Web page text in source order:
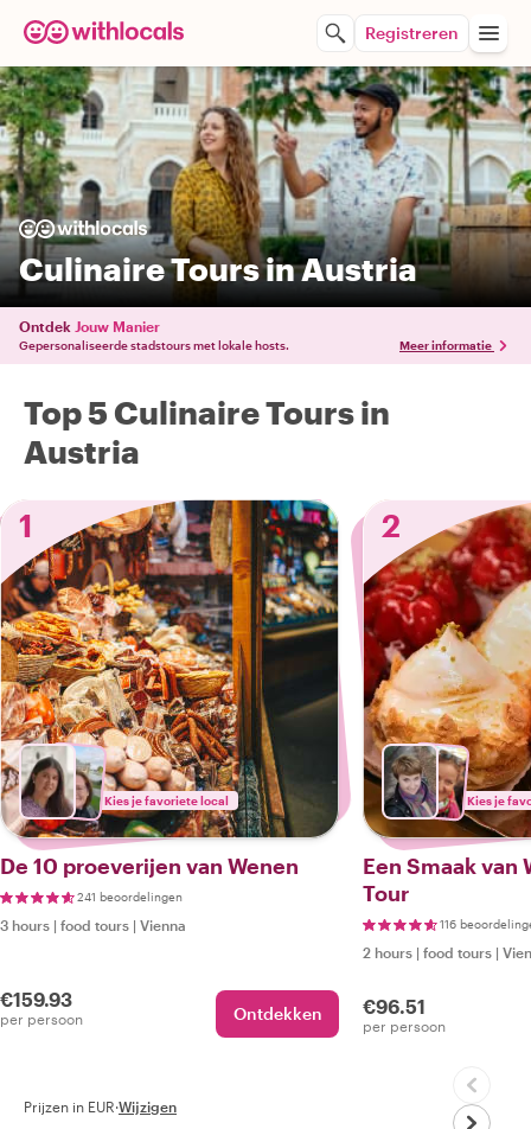
Registreren
Culinaire Tours in Austria
Ontdek Jouw Manier
Gepersonaliseerde stadstours met lokale hosts. Meer informatie
Top 5 Culinaire Tours in
Austria
1
Kies je favoriete local
De 10 proeverijen van Wenen
241 beoordelingen
3 hours | food tours | Vienna
€159.93
per persoon Ontdekken
2
Kies je
Een Smaak van
Tour
116
2 hours | food tours |
€96.51
per persoon
Prijzen in EUR·Wijzigen